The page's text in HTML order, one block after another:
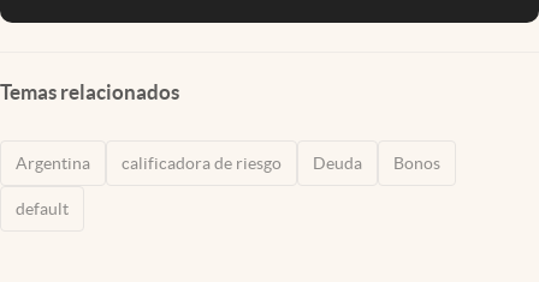
Temas relacionados
Argentina calificadora de riesgo Deuda Bonos
default